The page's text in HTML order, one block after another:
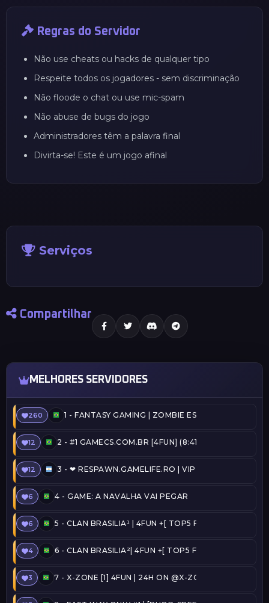
Regras do Servidor
Não use cheats ou hacks de qualquer tipo
Respeite todos os jogadores - sem discriminação
Não floode o chat ou use mic-spam
Não abuse de bugs do jogo
Administradores têm a palavra final
Divirta-se! Este é um jogo afinal
Serviços
Compartilhar
MELHORES SERVIDORES
260 1 - FANTASY GAMING | ZOMBIE ESCAPE |
12 2 - #1 GAMECS.COM.BR [4FUN] (8:41)
12 3 - ❤ RESPAWN.GAMELIFE.RO | VIP FREE | STEAM
6 4 - GAME: A NAVALHA VAI PEGAR
6 5 - CLAN BRASILIA¹ | 4FUN +[ TOP5 FREE ADMIN +
4 6 - CLAN BRASILIA²| 4FUN +[ TOP5 FREE ADMIN +
3 7 - X-ZONE [1] 4FUN | 24H ON @X-ZONE